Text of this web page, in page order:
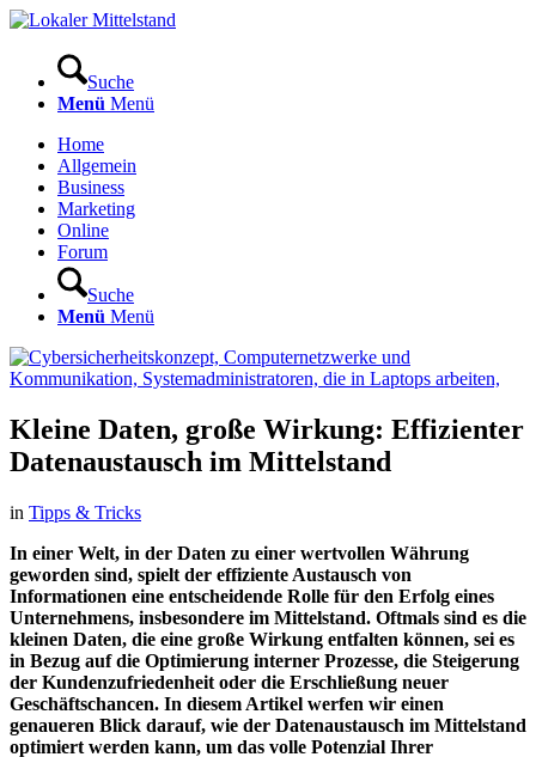
Suche
Menü Menü
Home
Allgemein
Business
Marketing
Online
Forum
Suche
Menü Menü
Kleine Daten, große Wirkung: Effizienter
Datenaustausch im Mittelstand
in Tipps & Tricks
In einer Welt, in der Daten zu einer wertvollen Währung
geworden sind, spielt der effiziente Austausch von
Informationen eine entscheidende Rolle für den Erfolg eines
Unternehmens, insbesondere im Mittelstand. Oftmals sind es die
kleinen Daten, die eine große Wirkung entfalten können, sei es
in Bezug auf die Optimierung interner Prozesse, die Steigerung
der Kundenzufriedenheit oder die Erschließung neuer
Geschäftschancen. In diesem Artikel werfen wir einen
genaueren Blick darauf, wie der Datenaustausch im Mittelstand
optimiert werden kann, um das volle Potenzial Ihrer